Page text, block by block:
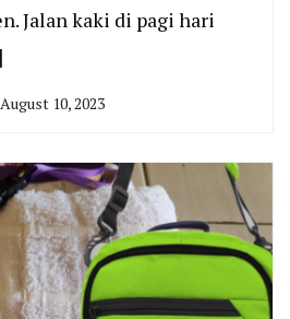
Jalan kaki di pagi hari
August 10, 2023